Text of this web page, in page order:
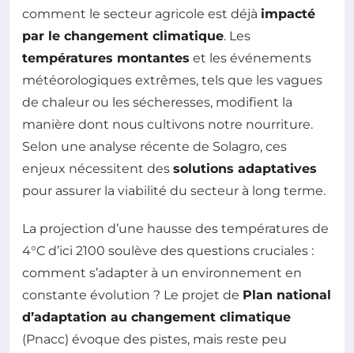
comment le secteur agricole est déjà impacté
par le changement climatique. Les
températures montantes et les événements
météorologiques extrêmes, tels que les vagues
de chaleur ou les sécheresses, modifient la
manière dont nous cultivons notre nourriture.
Selon une analyse récente de Solagro, ces
enjeux nécessitent des solutions adaptatives
pour assurer la viabilité du secteur à long terme.
La projection d’une hausse des températures de
4°C d’ici 2100 soulève des questions cruciales :
comment s’adapter à un environnement en
constante évolution ? Le projet de Plan national
d’adaptation au changement climatique
(Pnacc) évoque des pistes, mais reste peu